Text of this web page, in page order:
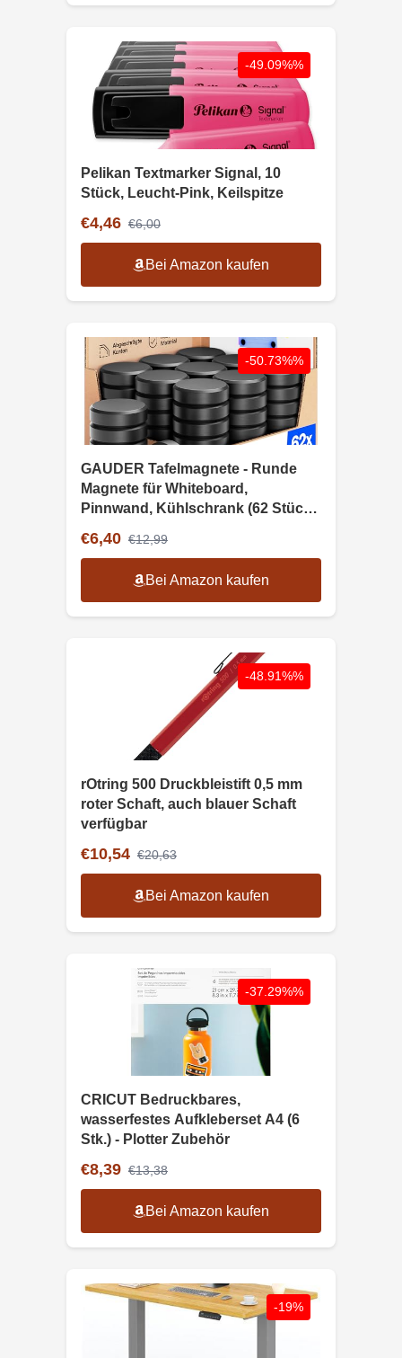
-49.09%%
Pelikan Textmarker Signal, 10
Stück, Leucht-Pink, Keilspitze
€4,46 €6,00
Bei Amazon kaufen
-50.73%%
GAUDER Tafelmagnete - Runde
Magnete für Whiteboard,
Pinnwand, Kühlschrank (62 Stück,
€6,40 €12,99
Bei Amazon kaufen
-48.91%%
rOtring 500 Druckbleistift 0,5 mm
roter Schaft, auch blauer Schaft
verfügbar
€10,54 €20,63
Bei Amazon kaufen
-37.29%%
CRICUT Bedruckbares,
wasserfestes Aufkleberset A4 (6
Stk.) - Plotter Zubehör
€8,39 €13,38
Bei Amazon kaufen
-19%